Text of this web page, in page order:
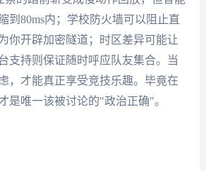
到80ms内；学校防火墙可以阻止直
你开辟加密隧道；时区差异可能让
支持则保证随时呼应队友集合。当
，才能真正享受竞技乐趣。毕竟在
是唯一该被讨论的"政治正确"。